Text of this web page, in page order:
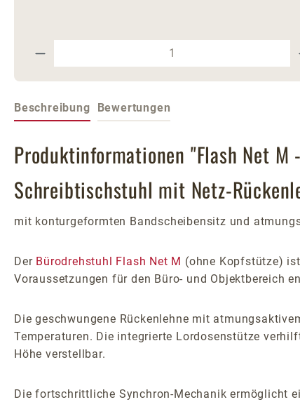
Produkt Anzahl: Gib den
Beschreibung Bewertungen
Produktinformationen "Flash Net
Schreibtischstuhl mit Netz-
mit konturgeformten Bandscheibensitz und
Der Bürodrehstuhl Flash Net M (ohne Kopfstütze)
Voraussetzungen für den Büro- und Objektbereich
Die geschwungene Rückenlehne mit
Temperaturen. Die integrierte Lordosenstütze
Höhe verstellbar.
Die fortschrittliche Synchron-Mechanik ermöglicht